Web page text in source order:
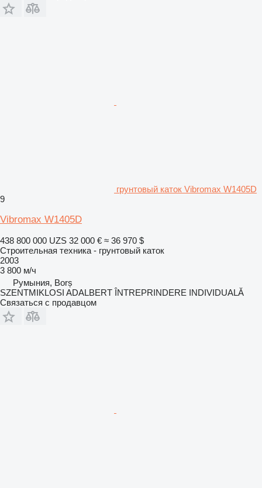
грунтовый каток Vibromax W1405D
9
Vibromax W1405D
438 800 000 UZS 32 000 € ≈ 36 970 $
Строительная техника - грунтовый каток
2003
3 800 м/ч
Румыния, Borș
SZENTMIKLOSI ADALBERT ÎNTREPRINDERE INDIVIDUALĂ
Связаться с продавцом